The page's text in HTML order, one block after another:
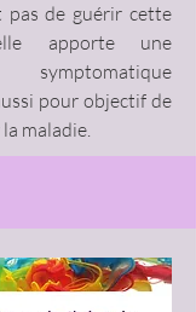
pas de guérir cette
apporte une
pour objectif de
maladie.